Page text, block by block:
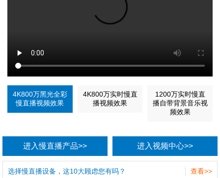
4K800万黑光全彩
慢直播视频效果
4K800万实时慢直
播视频效果
1200万实时慢直
播自带背景音乐视
频效果
进入慢直播产品>> 进入视频中心>>
查看>>
选择慢直播设备，这10大顾虑您有吗？